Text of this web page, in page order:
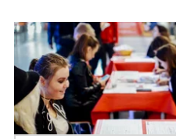
Ta sekcja zawiera treści